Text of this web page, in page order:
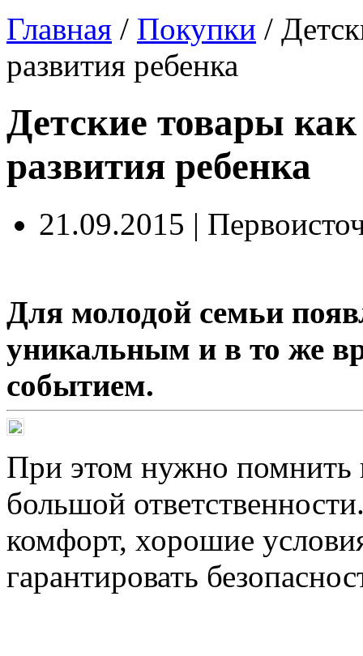
Главная / Покупки /
развития ребенка
Детские товары
развития ребенка
21.09.2015 |
Для молодой семьи
уникальным и в то же
событием.
При этом нужно помнить
большой
комфорт, хорошие
гарантировать